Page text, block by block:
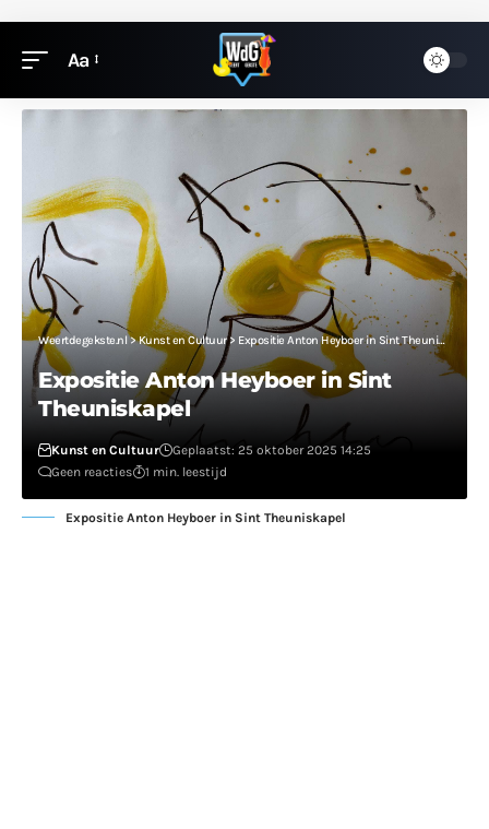
Aa
Weertdegekste.nl>Kunst en Cultuur> Expositie Anton Heyboer in Sint Theuniskapel
Expositie Anton Heyboer in Sint
Theuniskapel
Kunst en Cultuur
Geplaatst: 25 oktober 2025 14:25
Geen reacties
1 min. leestijd
Expositie Anton Heyboer in Sint Theuniskapel